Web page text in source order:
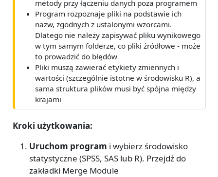
metody przy łączeniu danych poza programem
Program rozpoznaje pliki na podstawie ich
nazw, zgodnych z ustalonymi wzorcami.
Dlatego nie należy zapisywać pliku wynikowego
w tym samym folderze, co pliki źródłowe - może
to prowadzić do błędów
Pliki muszą zawierać etykiety zmiennych i
wartości (szczególnie istotne w środowisku R), a
sama struktura plików musi być spójna między
krajami
Kroki użytkowania:
Uruchom program i wybierz środowisko
statystyczne (SPSS, SAS lub R). Przejdź do
zakładki Merge Module